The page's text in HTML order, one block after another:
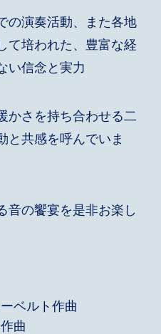
の演奏活動、また各地
て培われた、豊富な経
い信念と実力
かさを持ち合わせる二
と共感を呼んでいま
音の饗宴を是非お楽し
ベルト作曲
曲